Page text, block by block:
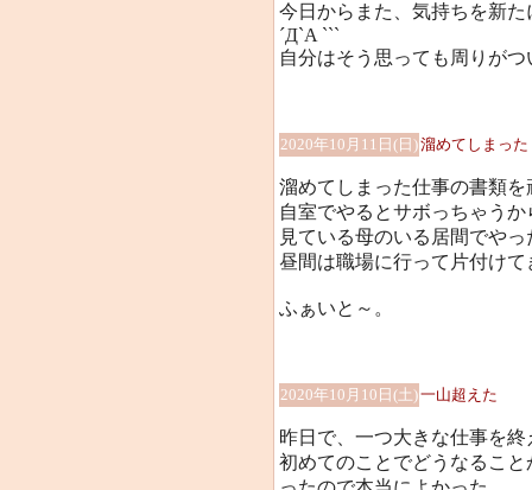
今日からまた、気持ちを新
´Д`A ```
自分はそう思っても周りが
2020年10月11日(日)溜めてしまった
溜めてしまった仕事の書類
自室でやるとサボっちゃう
見ている母のいる居間でやっ
昼間は職場に行って片付けて
ふぁいと～。
2020年10月10日(土)一山超えた
昨日で、一つ大きな仕事を
初めてのことでどうなるこ